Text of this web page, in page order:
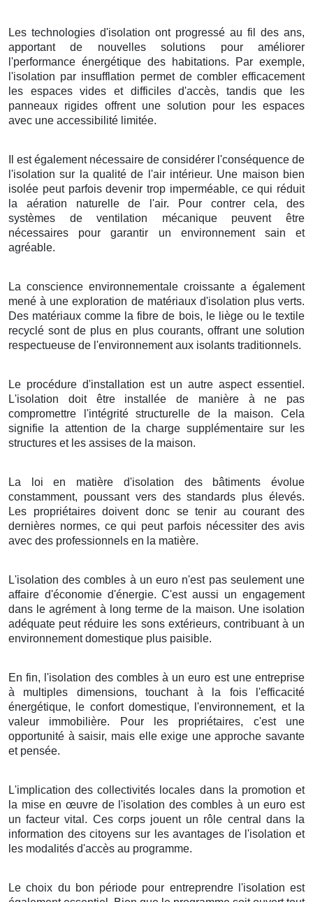
Les technologies d'isolation ont progressé au fil des ans,
apportant de nouvelles solutions pour améliorer
l'performance énergétique des habitations. Par exemple,
l'isolation par insufflation permet de combler efficacement
les espaces vides et difficiles d'accès, tandis que les
panneaux rigides offrent une solution pour les espaces
avec une accessibilité limitée.
Il est également nécessaire de considérer l'conséquence de
l'isolation sur la qualité de l'air intérieur. Une maison bien
isolée peut parfois devenir trop imperméable, ce qui réduit
la aération naturelle de l'air. Pour contrer cela, des
systèmes de ventilation mécanique peuvent être
nécessaires pour garantir un environnement sain et
agréable.
La conscience environnementale croissante a également
mené à une exploration de matériaux d'isolation plus verts.
Des matériaux comme la fibre de bois, le liège ou le textile
recyclé sont de plus en plus courants, offrant une solution
respectueuse de l'environnement aux isolants traditionnels.
Le procédure d'installation est un autre aspect essentiel.
L'isolation doit être installée de manière à ne pas
compromettre l'intégrité structurelle de la maison. Cela
signifie la attention de la charge supplémentaire sur les
structures et les assises de la maison.
La loi en matière d'isolation des bâtiments évolue
constamment, poussant vers des standards plus élevés.
Les propriétaires doivent donc se tenir au courant des
dernières normes, ce qui peut parfois nécessiter des avis
avec des professionnels en la matière.
L'isolation des combles à un euro n'est pas seulement une
affaire d'économie d'énergie. C'est aussi un engagement
dans le agrément à long terme de la maison. Une isolation
adéquate peut réduire les sons extérieurs, contribuant à un
environnement domestique plus paisible.
En fin, l'isolation des combles à un euro est une entreprise
à multiples dimensions, touchant à la fois l'efficacité
énergétique, le confort domestique, l'environnement, et la
valeur immobilière. Pour les propriétaires, c'est une
opportunité à saisir, mais elle exige une approche savante
et pensée.
L'implication des collectivités locales dans la promotion et
la mise en œuvre de l'isolation des combles à un euro est
un facteur vital. Ces corps jouent un rôle central dans la
information des citoyens sur les avantages de l'isolation et
les modalités d'accès au programme.
Le choix du bon période pour entreprendre l'isolation est